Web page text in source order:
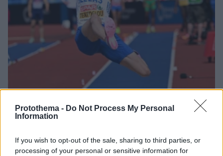
Protothema - Do Not Process My Personal
Information
If you wish to opt-out of the sale, sharing to third parties, or
processing of your personal or sensitive information for
Ευρωπαϊκό Πρωτάθλημα Στίβου: Στον τελικό του
μήκους ο Τεντόγλου με 8.26μ, δείτε βίντεο